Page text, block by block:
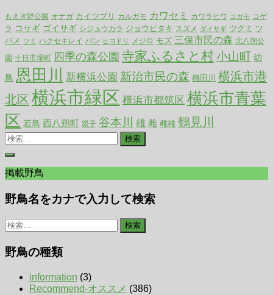
もえぎ野公園 オナガ カイツブリ カルガモ カワセミ カワラヒワ コガモ コゲ
ラ
コサギ ゴイサギ シジュウカラ ジョウビタキ スズメ ダイサギ ツグミ ツ
バメ ツミ ハクセキレイ バン ヒヨドリ メジロ モズ 三保市民の森 北八朔公
園 十日市場町 四季の森公園 寺家ふるさと村小山町 幼
鳥 恩田川 新横浜公園 新治市民の森 梅田川 横浜市港
北区 横浜市緑区 横浜市都筑区 横浜市青葉
区 若鳥 西八朔町 親子 谷本川 雄 雌 雌雄 鶴見川
検
掲載野鳥
野鳥名をカナで入力して検索
検
野鳥の種類
information (3)
Recommend-オススメ (386)